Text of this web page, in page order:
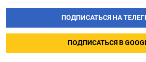
ПОДПИСАТЬСЯ НА
ПОДПИСАТЬСЯ В